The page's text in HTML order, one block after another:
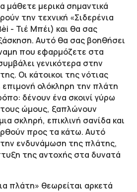
μάθετε μερικά σημαντικά
την τεχνική «Σιδερένια
- Τιέ Μπέι) και θα σας
Αυτό θα σας βοηθήσει
που εφαρμόζετε στα
γενικότερα στην
Οι κάτοικοι της νότιας
επιμονή ολόκληρη την πλάτη
δένουν ένα σκοινί γύρω
ώμους, ξαπλώνουν
σκληρή, επικλινή σανίδα και
προς τα κάτω. Αυτό
ενδυνάμωση της πλάτης,
της αντοχής στα δυνατά
πλάτη» θεωρείται αρκετά